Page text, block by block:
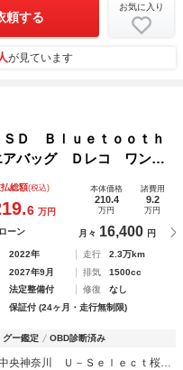
頼する
お気に入り
が見ています
Ｄ Ｂｌｕｅｔｏｏｔｈ
バッグ Ｄレコ ワンセ
リー ＥＣＯＮモー
ック 禁煙
総額(税込)
6 万円
本体価格
210.4
万円
諸費用
9.2
万円
ーン 月々 16,400 円
2022年 走行
2.3万km
2027年9月 排気
1500cc
法定整備付 修復
なし
保証付 (24ヶ月・走行無制限)
グー鑑定 OBD診断済み